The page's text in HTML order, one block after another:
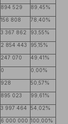
894 529 89,45%
156 808 78,40%
3 367 862 93,55%
2 854 443 95,15%
247 070 49,41%
0 0,00%
928 50,57%
895 023 99,61%
3 997 464 54,02%
6 000 000 100,00%